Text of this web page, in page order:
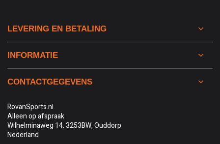
LEVERING EN BETALING
INFORMATIE
CONTACTGEGEVENS
RovanSports.nl
Alleen op afspraak
Wilhelminaweg 14, 3253BW, Ouddorp
Nederland